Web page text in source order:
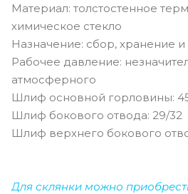
Материал: толстостенное
химическое стекло
Назначение: сбор, хранение и
Рабочее давление:
атмосферного
Шлиф основной горловины:
Шлиф бокового отвода: 29/32
Шлиф верхнего бокового
Для склянки можно